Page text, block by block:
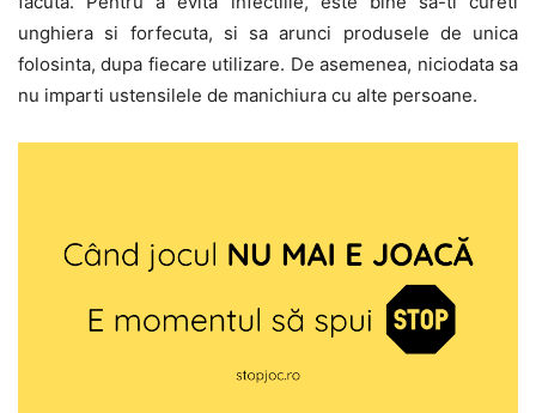
unghiera si forfecuta, si sa arunci produsele de unica
folosinta, dupa fiecare utilizare. De asemenea, niciodata sa
nu imparti ustensilele de manichiura cu alte persoane.